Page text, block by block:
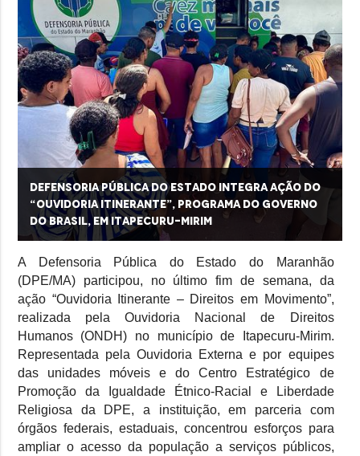
Defensoria Pública do Estado integra ação do
“Ouvidoria Itinerante”, programa do Governo
do Brasil, em Itapecuru-Mirim
A Defensoria Pública do Estado do Maranhão
(DPE/MA) participou, no último fim de semana, da
ação “Ouvidoria Itinerante – Direitos em Movimento”,
realizada pela Ouvidoria Nacional de Direitos
Humanos (ONDH) no município de Itapecuru-Mirim.
Representada pela Ouvidoria Externa e por equipes
das unidades móveis e do Centro Estratégico de
Promoção da Igualdade Étnico-Racial e Liberdade
Religiosa da DPE, a instituição, em parceria com
órgãos federais, estaduais, concentrou esforços para
ampliar o acesso da população a serviços públicos,